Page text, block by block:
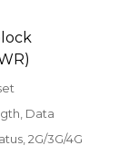
Data
2G/3G/4G